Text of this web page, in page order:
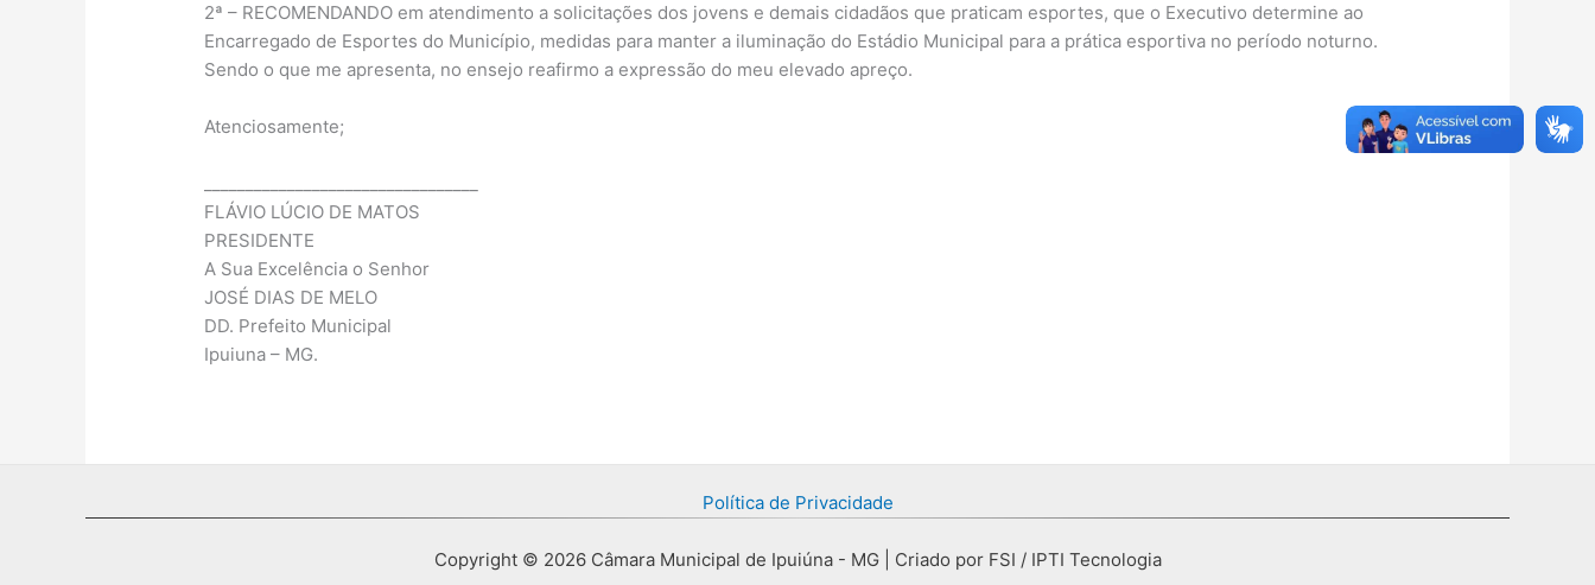
2ª – RECOMENDANDO em atendimento a solicitações dos jovens e demais cidadãos que praticam esportes, que o Executivo determine ao
Encarregado de Esportes do Município, medidas para manter a iluminação do Estádio Municipal para a prática esportiva no período noturno.
Sendo o que me apresenta, no ensejo reafirmo a expressão do meu elevado apreço.
Atenciosamente;
FLÁVIO LÚCIO DE MATOS
PRESIDENTE
A Sua Excelência o Senhor
JOSÉ DIAS DE MELO
DD. Prefeito Municipal
Ipuiuna – MG.
Política de Privacidade
Copyright © 2026 Câmara Municipal de Ipuiúna - MG | Criado por FSI / IPTI Tecnologia